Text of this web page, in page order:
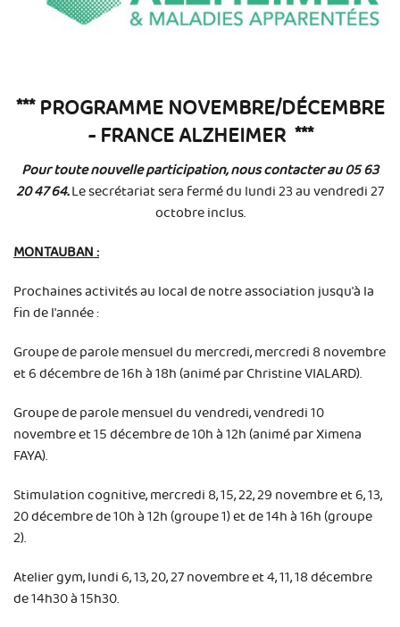
*** PROGRAMME NOVEMBRE/DÉCEMBRE
- FRANCE ALZHEIMER ***
Pour toute nouvelle participation, nous contacter au 05 63
20 47 64.Le secrétariat sera fermé du lundi 23 au vendredi 27
octobre inclus.
MONTAUBAN :
Prochaines activités au local de notre association jusqu'à la
fin de l'année :
Groupe de parole mensuel du mercredi, mercredi 8 novembre
et 6 décembre de 16h à 18h (animé par Christine VIALARD).
Groupe de parole mensuel du vendredi, vendredi 10
novembre et 15 décembre de 10h à 12h (animé par Ximena
FAYA).
Stimulation cognitive, mercredi 8, 15, 22, 29 novembre et 6, 13,
20 décembre de 10h à 12h (groupe 1) et de 14h à 16h (groupe
2).
Atelier gym, lundi 6, 13, 20, 27 novembre et 4, 11, 18 décembre
de 14h30 à 15h30.